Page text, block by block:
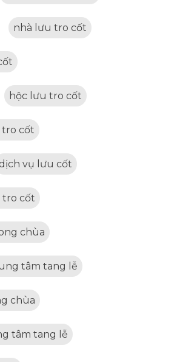
nhà lưu tro cốt
hộc lưu tro cốt
tro cốt
vụ lưu cốt
tro cốt
chùa
tâm tang lễ
chùa
tâm tang lễ